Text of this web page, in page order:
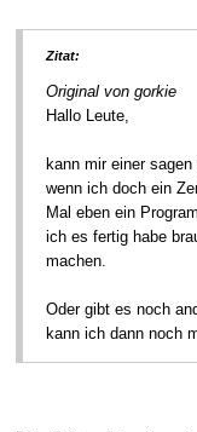
Zitat:
Original von gorkie
Hallo Leute,
kann mir einer
wenn ich doch ein
Mal eben ein
ich es fertig habe
machen.
Oder gibt es noch
kann ich dann noch